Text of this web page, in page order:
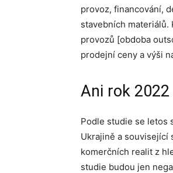
provoz, financování,
stavebních
provozů [obdoba
prodejní ceny a výši
Ani rok
Podle studie se letos
Ukrajině a související
komerčních realit z
studie budou jen